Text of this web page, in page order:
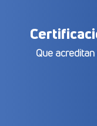
Que